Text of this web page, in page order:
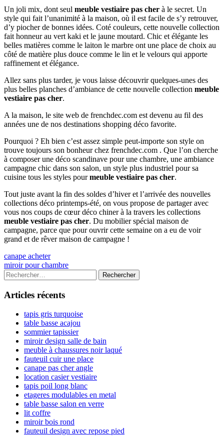
Un joli mix, dont seul meuble vestiaire pas cher à le secret. Un
style qui fait l’unanimité à la maison, où il est facile de s’y retrouver,
d’y piocher de bonnes idées. Coté couleurs, cette nouvelle collection
fait honneur au vert kaki et le jaune moutard. Chic et élégante les
belles matières comme le laiton le marbre ont une place de choix au
côté de matière plus douce comme le lin et le velours qui apporte
raffinement et élégance.
Allez sans plus tarder, je vous laisse découvrir quelques-unes des
plus belles planches d’ambiance de cette nouvelle collection meuble
vestiaire pas cher.
A la maison, le site web de frenchdec.com est devenu au fil des
années une de nos destinations shopping déco favorite.
Pourquoi ? Eh bien c’est assez simple peut-importe son style on
trouve toujours son bonheur chez frenchdec.com . Que l’on cherche
à composer une déco scandinave pour une chambre, une ambiance
campagne chic dans son salon, un style plus industriel pour sa
cuisine tous les styles pourmeuble vestiaire pas cher.
Tout juste avant la fin des soldes d’hiver et l’arrivée des nouvelles
collections déco printemps-été, on vous propose de partager avec
vous nos coups de cœur déco chiner à la travers les collections
meuble vestiaire pas cher. Du mobilier spécial maison de
campagne, parce que pour ouvrir cette semaine on a eu de voir
grand et de rêver maison de campagne !
Navigation
de
l’article
Previous
article:
canape acheter
Next
article:
miroir pour chambre
Colonne
latérale
principale
Rechercher :
Articles récents
tapis gris turquoise
table basse acajou
sommier tapissier
miroir design salle de bain
meuble à chaussures noir laqué
fauteuil cuir une place
canape pas cher angle
location casier vestiaire
tapis poil long blanc
etageres modulables en metal
table basse salon en verre
lit coffre
miroir bois rond
fauteuil design avec repose pied